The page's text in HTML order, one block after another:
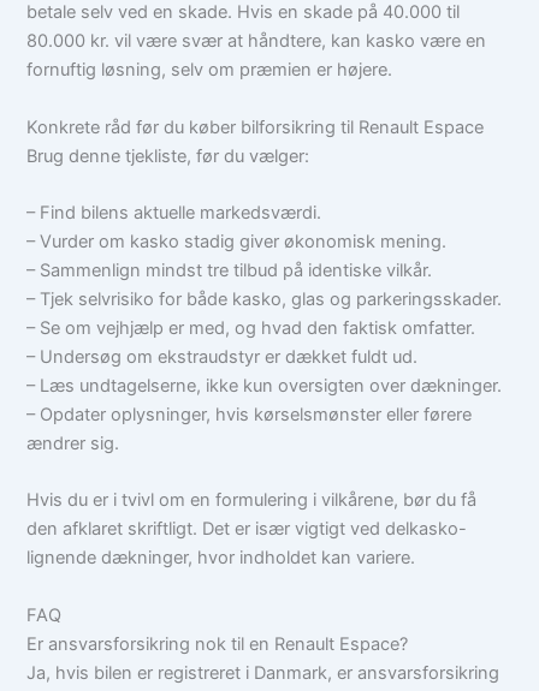
betale selv ved en skade. Hvis en skade på 40.000 til
80.000 kr. vil være svær at håndtere, kan kasko være en
fornuftig løsning, selv om præmien er højere.
Konkrete råd før du køber bilforsikring til Renault Espace
Brug denne tjekliste, før du vælger:
– Find bilens aktuelle markedsværdi.
– Vurder om kasko stadig giver økonomisk mening.
– Sammenlign mindst tre tilbud på identiske vilkår.
– Tjek selvrisiko for både kasko, glas og parkeringsskader.
– Se om vejhjælp er med, og hvad den faktisk omfatter.
– Undersøg om ekstraudstyr er dækket fuldt ud.
– Læs undtagelserne, ikke kun oversigten over dækninger.
– Opdater oplysninger, hvis kørselsmønster eller førere
ændrer sig.
Hvis du er i tvivl om en formulering i vilkårene, bør du få
den afklaret skriftligt. Det er især vigtigt ved delkasko-
lignende dækninger, hvor indholdet kan variere.
FAQ
Er ansvarsforsikring nok til en Renault Espace?
Ja, hvis bilen er registreret i Danmark, er ansvarsforsikring